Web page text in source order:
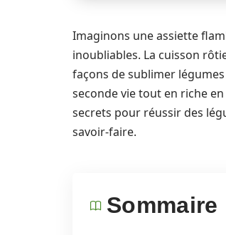
Imaginons une assiette
inoubliables. La cuisson
façons de sublimer
seconde vie tout en riche
secrets pour réussir des
savoir-faire.
Sommaire